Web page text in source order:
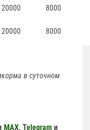
8000
8000
в суточном
MAX, Telegram и